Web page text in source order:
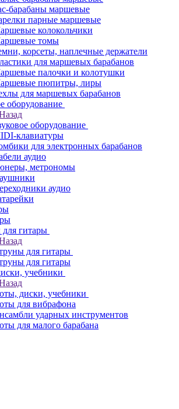
барабаны маршевые
парные маршевые
колокольчики
томы
корсеты, наплечные держатели
для маршевых барабанов
палочки и колотушки
пюпитры, лиры
для маршевых барабанов
оборудование
оборудование
клавиатуры
для электронных барабанов
аудио
метрономы
аудио
гитары
для гитары
для гитары
учебники
диски, учебники
для вибрафона
ударных инструментов
для малого барабана